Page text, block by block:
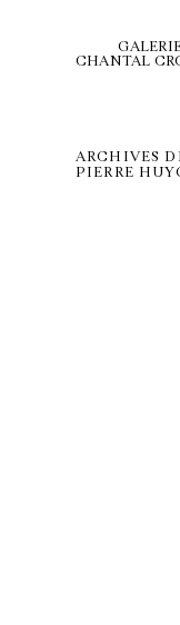
CHANTAL
ARCHIVES
PIERRE